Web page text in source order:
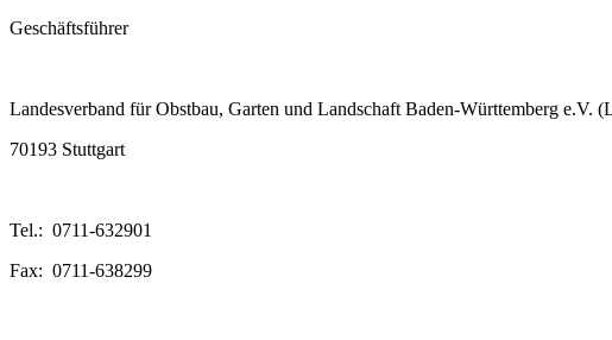
Geschäftsführer
Landesverband für Obstbau, Garten und Landschaft Baden-Württemberg e.V.
70193 Stuttgart
Tel.: 0711-632901
Fax: 0711-638299